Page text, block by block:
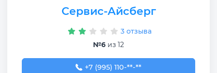
Сервис-Айсберг
3 отзыва
№6 из 12
+7 (995) 110-45-99
+7 (995) 110-**-**